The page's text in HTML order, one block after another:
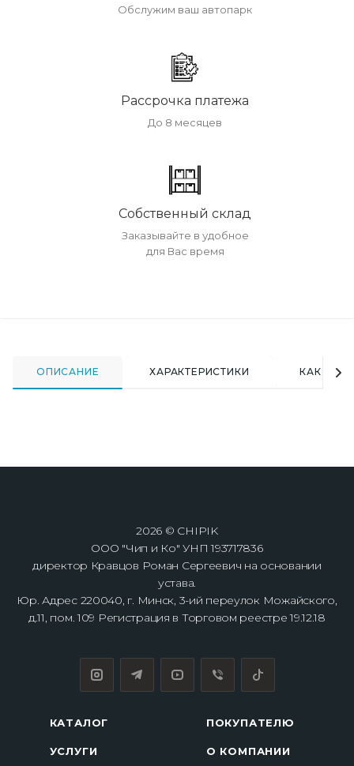
Обслужим ваш автопарк
Рассрочка платежа
До 8 месяцев
Собственный склад
Заказывайте в удобное
для Вас время
ОПИСАНИЕ ХАРАКТЕРИСТИКИ КАК
2026 © CHIPIK
ООО "Чип и Ко" УНП 193717836
директор Кравцов Роман Сергеевич на основании
устава.
Юр. Адрес 220040, г. Минск, 3-ий переулок Можайского,
д.11, пом. 109 Регистрация в Торговом реестре 19.12.18
КАТАЛОГ
УСЛУГИ
ПОКУПАТЕЛЮ
О КОМПАНИИ